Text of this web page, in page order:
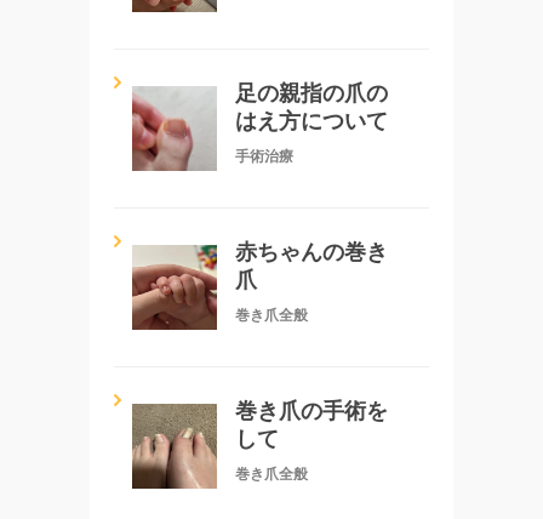
足の親指の爪の
はえ方について
手術治療
赤ちゃんの巻き
爪
巻き爪全般
巻き爪の手術を
して
巻き爪全般